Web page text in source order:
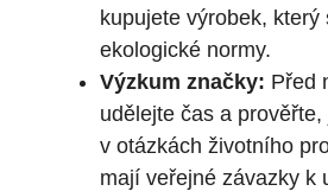
kupujete výrobek,
ekologické normy.
Výzkum značky: Před
udělejte čas a
v otázkách životního
mají veřejné závazky k